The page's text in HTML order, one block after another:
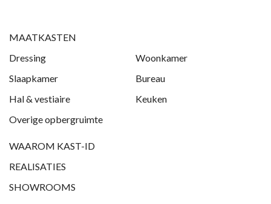
MAATKASTEN
Dressing
Woonkamer
Slaapkamer
Bureau
Hal & vestiaire
Keuken
Overige opbergruimte
WAAROM KAST-ID
REALISATIES
SHOWROOMS